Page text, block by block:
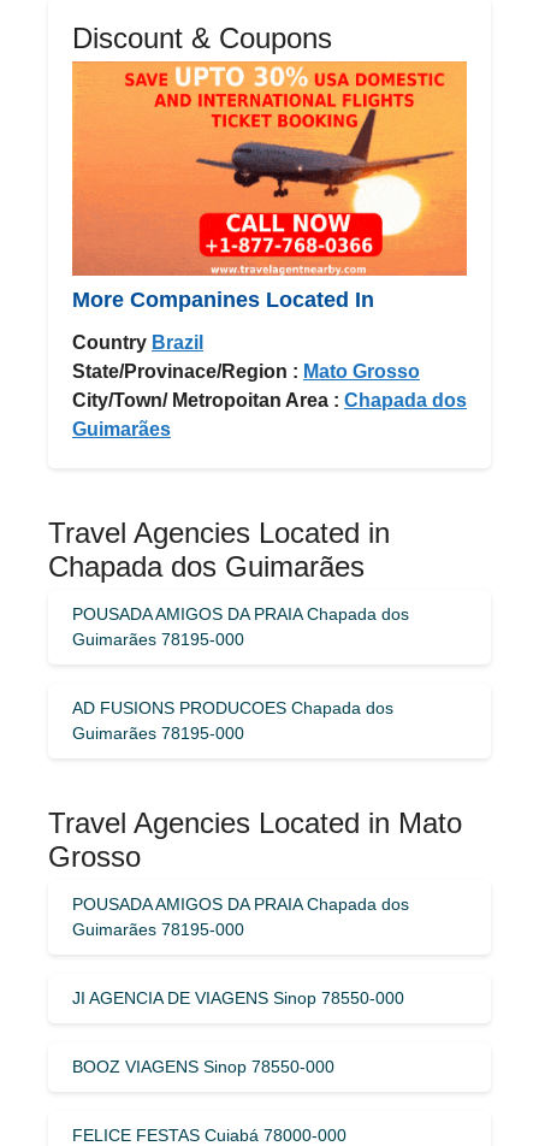
Discount & Coupons
More Companines Located In
Country Brazil
State/Provinace/Region : Mato Grosso
City/Town/ Metropoitan Area : Chapada dos
Guimarães
Travel Agencies Located in
Chapada dos Guimarães
POUSADA AMIGOS DA PRAIA Chapada dos
Guimarães 78195-000
AD FUSIONS PRODUCOES Chapada dos
Guimarães 78195-000
Travel Agencies Located in Mato
Grosso
POUSADA AMIGOS DA PRAIA Chapada dos
Guimarães 78195-000
JI AGENCIA DE VIAGENS Sinop 78550-000
BOOZ VIAGENS Sinop 78550-000
FELICE FESTAS Cuiabá 78000-000